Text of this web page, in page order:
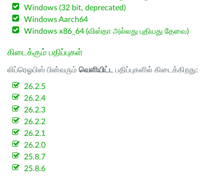
Windows (32 bit, deprecated)
Windows Aarch64
Windows x86_64 (விஸ்தா அல்லது புதியது தேவை)
கிடைக்கும் பதிப்புகள்
லிப்ரெஓபிஸ் பின்வரும் வெளியிட்ட பதிப்புகளில் கிடைக்கிறது:
26.2.5
26.2.4
26.2.3
26.2.2
26.2.1
26.2.0
25.8.7
25.8.6